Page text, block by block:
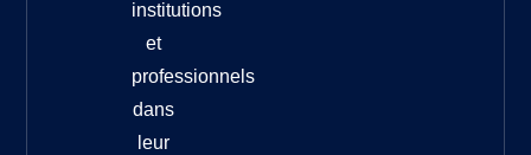
institutions
et
professionnels
dans
leur